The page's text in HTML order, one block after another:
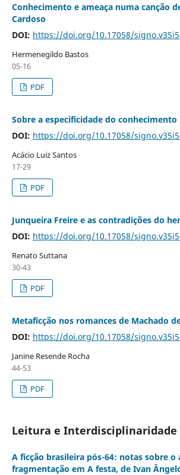
Conhecimento e ameaça numa canção
Cardoso
DOI: https://doi.org/10.17058/
Hermenegildo Bastos
05-16
PDF
Sobre a especificidade do conhecimento
DOI: https://doi.org/10.17058/
Acácio Luiz Santos
17-29
PDF
Junqueira Freire e as contradições do
DOI: https://doi.org/10.17058/
Renato Suttana
30-43
PDF
Metaficção nos romances de Machado
DOI: https://doi.org/10.17058/
Janine Resende Rocha
44-53
PDF
Leitura e Interdisciplinaridade
A ficção brasileira pós-64: notas sobre
fragmentação em A festa, de Ivan